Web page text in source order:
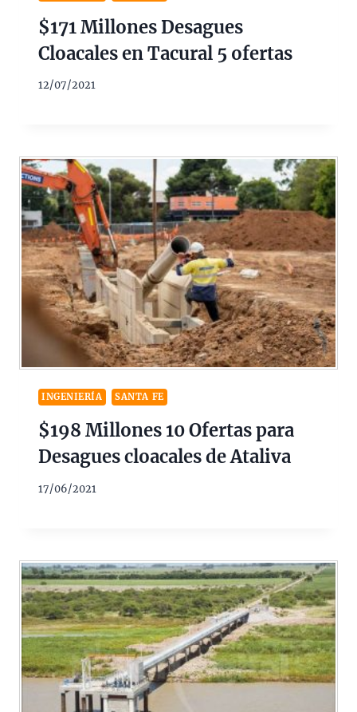
$171 Millones Desagues
Cloacales en Tacural 5 ofertas
12/07/2021
INGENIERÍA SANTA FE
$198 Millones 10 Ofertas para
Desagues cloacales de Ataliva
17/06/2021